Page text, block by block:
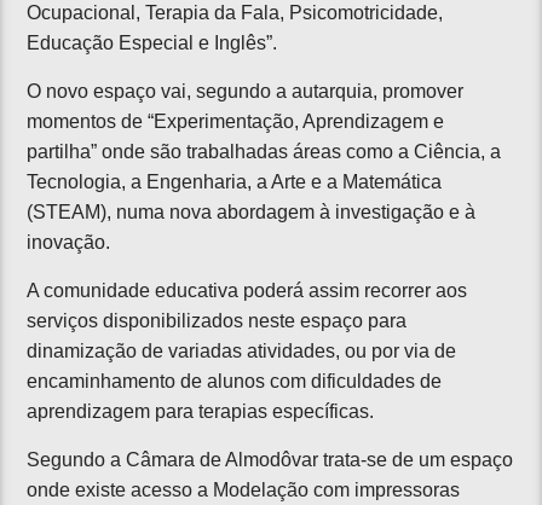
Ocupacional, Terapia da Fala, Psicomotricidade,
Educação Especial e Inglês”.
O novo espaço vai, segundo a autarquia, promover
momentos de “Experimentação, Aprendizagem e
partilha” onde são trabalhadas áreas como a Ciência, a
Tecnologia, a Engenharia, a Arte e a Matemática
(STEAM), numa nova abordagem à investigação e à
inovação.
A comunidade educativa poderá assim recorrer aos
serviços disponibilizados neste espaço para
dinamização de variadas atividades, ou por via de
encaminhamento de alunos com dificuldades de
aprendizagem para terapias específicas.
Segundo a Câmara de Almodôvar trata-se de um espaço
onde existe acesso a Modelação com impressoras